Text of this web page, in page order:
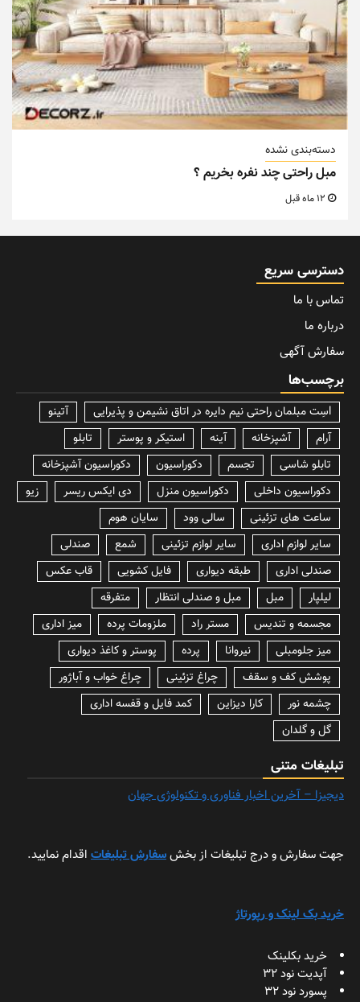
دسته‌بندی نشده
مبل راحتی چند نفره بخریم ؟
دسترسی سریع
تماس با ما
درباره ما
سفارش آگهی
برچسب‌ها
lسِت مبلمان راحتی نیم دایره در اتاق نشیمن و پذیرایی
آتینو
آرام
آشپزخانه آینه استیکر و پوستر
تابلو
تابلو شاسی
تجسم دکوراسیون
دکوراسیون آشپزخانه
دکوراسیون داخلی
دکوراسیون منزل دی ایکس ریسر
زیو
ساعت های تزئینی
سالی وود
سایان هوم
سایر لوازم اداری
سایر لوازم تزئینی شمع
صندلی
صندلی اداری
طبقه دیواری فایل کشویی
قاب عکس
لیلپار
مبل مبل و صندلی انتظار
متفرقه
مجسمه و تندیس
مستر راد ملزومات پرده
میز اداری
میز جلومبلی
نیروانا پرده
پوستر و کاغذ دیواری
پوشش کف و سقف
چراغ تزئینی
چراغ خواب و آباژور
چشمه نور
کارا دیزاین
کمد فایل و قفسه اداری
گل و گلدان
تبلیغات متنی
دیجیزا – آخرین اخبار فناوری و تکنولوژی جهان
جهت سفارش و درج تبلیغات از بخشسفارش تبلیغات اقدام نمایید.
خرید بک لینک و رپورتاژ
خرید بکلینک
آپدیت نود 32
پسورد نود 32